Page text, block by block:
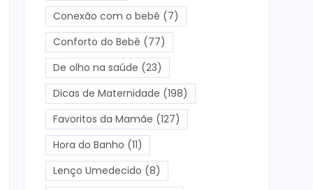
Conexão com o bebê (7)
Conforto do Bebê (77)
De olho na saúde (23)
Dicas de Maternidade (198)
Favoritos da Mamãe (127)
Hora do Banho (11)
Lenço Umedecido (8)